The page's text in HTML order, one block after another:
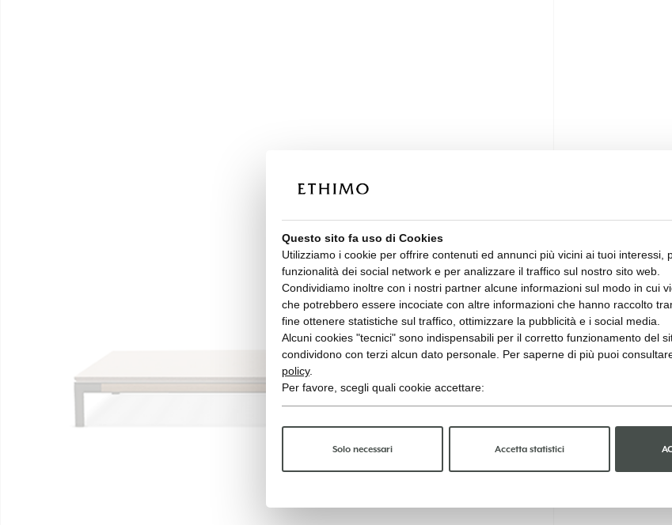
Questo sito fa uso di Cookies
Utilizziamo i cookie per offrire contenuti ed annunci più vicini ai tuoi interessi,
funzionalità dei social network e per analizzare il traffico sul nostro sito web.
Condividiamo inoltre con i nostri partner alcune informazioni sul modo in cui
che potrebbero essere incociate con altre informazioni che hanno raccolto
fine ottenere statistiche sul traffico, ottimizzare la pubblicità e i social media.
Alcuni cookies "tecnici" sono indispensabili per il corretto funzionamento del
condividono con terzi alcun dato personale. Per saperne di più puoi
policy.
Per favore, scegli quali cookie accettare:
Solo necessari Accetta statistici